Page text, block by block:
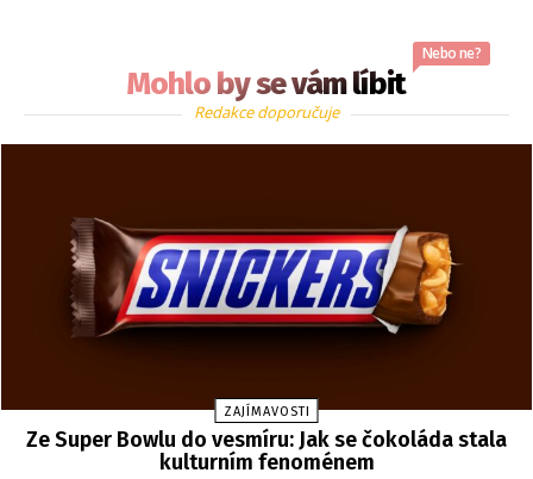
Mohlo by se vám líbit
Nebo ne?
Redakce doporučuje
ZAJÍMAVOSTI
Ze Super Bowlu do vesmíru: Jak se čokoláda stala
kulturním fenoménem